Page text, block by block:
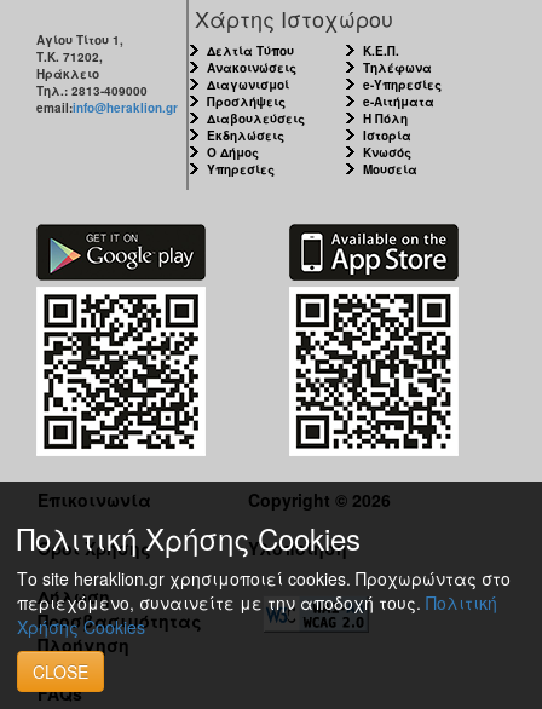
Αγίου Τίτου 1,
Τ.Κ. 71202,
Ηράκλειο
Τηλ.: 2813-409000
email:info@heraklion.gr
Χάρτης Ιστοχώρου
Δελτία Τύπου
Ανακοινώσεις
Διαγωνισμοί
Προσλήψεις
Διαβουλεύσεις
Εκδηλώσεις
Ο Δήμος
Υπηρεσίες
Κ.Ε.Π.
Τηλέφωνα
e-Υπηρεσίες
e-Αιτήματα
Η Πόλη
Ιστορία
Κνωσός
Μουσεία
Επικοινωνία
Όροι Χρήσης
Δήλωση
Προσβασιμότητας
Πλοήγηση
FAQs
Copyright © 2026
Υλοποίηση
Πολιτική Χρήσης Cookies
Το site heraklion.gr χρησιμοποιεί cookies. Προχωρώντας στο
περιεχόμενο, συναινείτε με την αποδοχή τους. Πολιτική
Χρήσης Cookies
CLOSE